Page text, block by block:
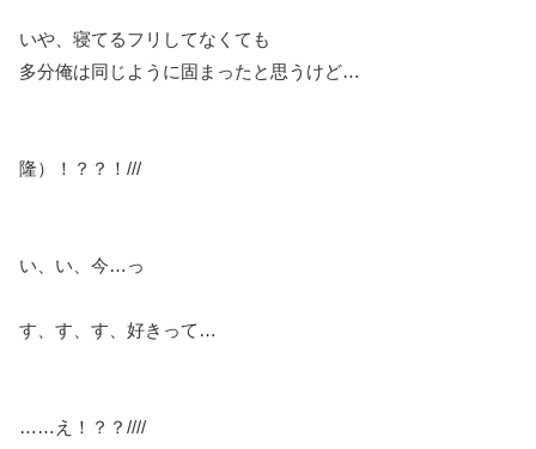
いや、寝てるフリしてなくても
多分俺は同じように固まったと思うけど…
隆）！？？！///
い、い、今…っ
す、す、す、好きって…
……え！？？////